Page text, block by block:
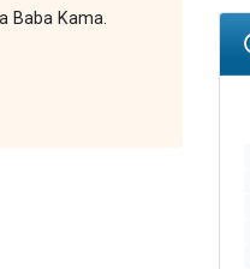
Baba Kama.